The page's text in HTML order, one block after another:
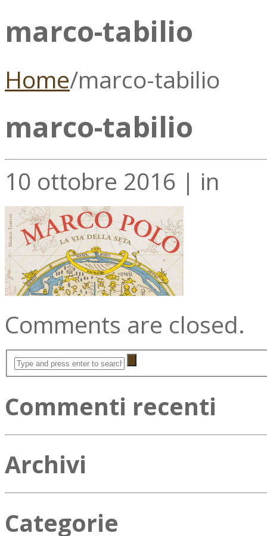
marco-tabilio
Home/marco-tabilio
marco-tabilio
10 ottobre 2016 | in
Comments are closed.
Commenti recenti
Archivi
Categorie